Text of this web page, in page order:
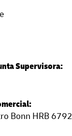
Supervisora:
Bonn HRB 6792